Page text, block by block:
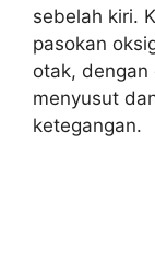
sebelah kiri.
pasokan
otak, dengan
menyusut
ketegangan.